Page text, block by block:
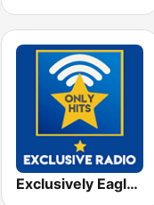
Exclusively Eagles - HITS